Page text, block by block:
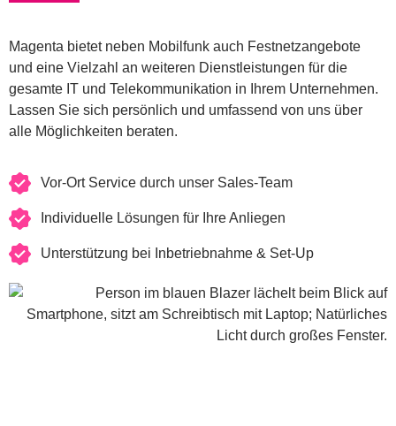
Magenta bietet neben Mobilfunk auch Festnetzangebote
und eine Vielzahl an weiteren Dienstleistungen für die
gesamte IT und Telekommunikation in Ihrem Unternehmen.
Lassen Sie sich persönlich und umfassend von uns über
alle Möglichkeiten beraten.
Vor-Ort Service durch unser Sales-Team
Individuelle Lösungen für Ihre Anliegen
Unterstützung bei Inbetriebnahme & Set-Up